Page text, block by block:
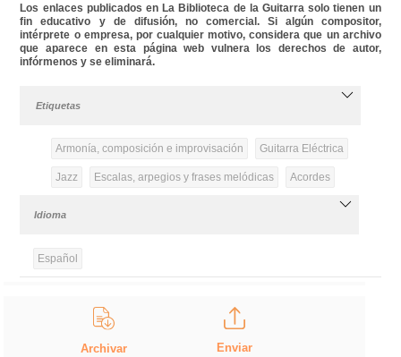
Los enlaces publicados en La Biblioteca de la Guitarra solo tienen un
fin educativo y de difusión, no comercial. Si algún compositor,
intérprete o empresa, por cualquier motivo, considera que un archivo
que aparece en esta página web vulnera los derechos de autor,
infórmenos y se eliminará.
Etiquetas
Armonía, composición e improvisación Guitarra Eléctrica
Jazz Escalas, arpegios y frases melódicas Acordes
Idioma
Español
Archivar Enviar